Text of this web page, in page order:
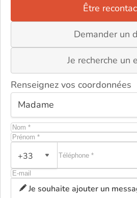
Être
Demander un
Je recherche un
Renseignez vos coordonnées
+33
Je souhaite ajouter un
ou